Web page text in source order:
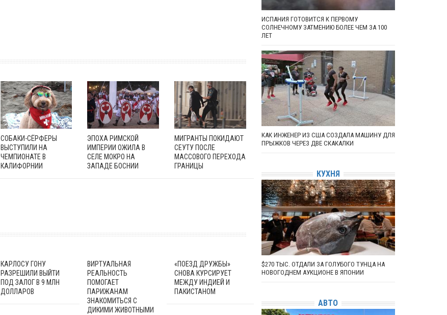
СОБАКИ-СЁРФЕРЫ
ВЫСТУПИЛИ НА
ЧЕМПИОНАТЕ В
КАЛИФОРНИИ
ЭПОХА РИМСКОЙ
ИМПЕРИИ ОЖИЛА В
СЕЛЕ МОКРО НА
ЗАПАДЕ БОСНИИ
МИГРАНТЫ ПОКИДАЮТ
СЕУТУ ПОСЛЕ
МАССОВОГО ПЕРЕХОДА
ГРАНИЦЫ
КАРЛОСУ ГОНУ
РАЗРЕШИЛИ ВЫЙТИ
ПОД ЗАЛОГ В 9 МЛН
ДОЛЛАРОВ
ВИРТУАЛЬНАЯ
РЕАЛЬНОСТЬ
ПОМОГАЕТ
ПАРИЖАНАМ
ЗНАКОМИТЬСЯ С
ДИКИМИ ЖИВОТНЫМИ
«ПОЕЗД ДРУЖБЫ»
СНОВА КУРСИРУЕТ
МЕЖДУ ИНДИЕЙ И
ПАКИСТАНОМ
ИСПАНИЯ ГОТОВИТСЯ К ПЕРВОМУ
СОЛНЕЧНОМУ ЗАТМЕНИЮ БОЛЕЕ ЧЕМ ЗА 100
ЛЕТ
КАК ИНЖЕНЕР ИЗ США СОЗДАЛА МАШИНУ ДЛЯ
ПРЫЖКОВ ЧЕРЕЗ ДВЕ СКАКАЛКИ
КУХНЯ
$270 ТЫС. ОТДАЛИ ЗА ГОЛУБОГО ТУНЦА НА
НОВОГОДНЕМ АУКЦИОНЕ В ЯПОНИИ
АВТО